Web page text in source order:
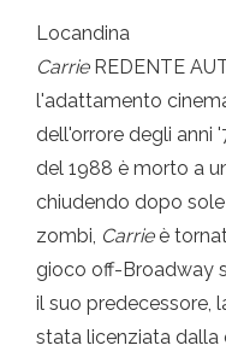
Locandina
CarrieREDENTE
l'adattamento
dell'orrore degli anni
del 1988 è morto a
chiudendo dopo
zombi, Carrieè
gioco off-Broadway
il suo predecessore,
stata licenziata dalla